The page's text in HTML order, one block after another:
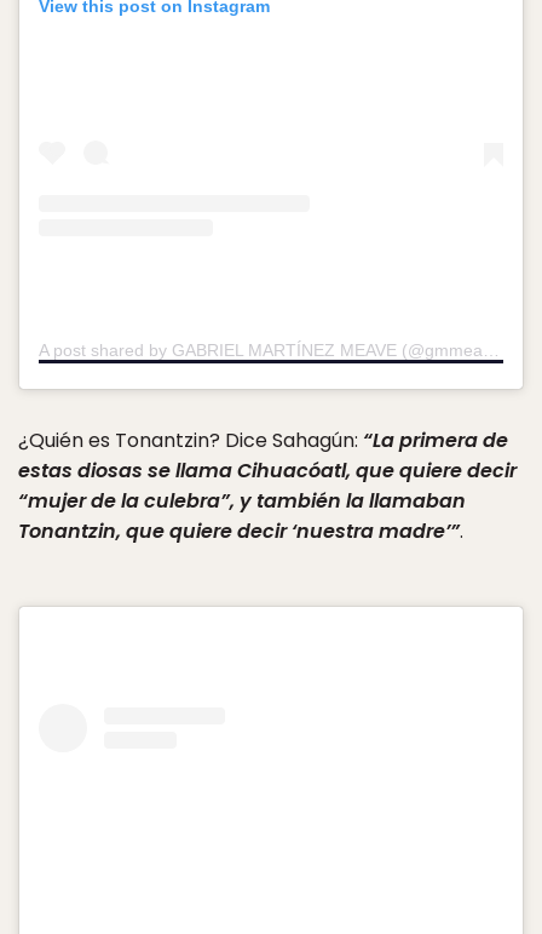
View this post on Instagram
A post shared by GABRIEL MARTÍNEZ MEAVE (@gmmeave)
¿Quién es Tonantzin? Dice Sahagún: “La primera de
estas diosas se llama Cihuacóatl, que quiere decir
“mujer de la culebra”, y también la llamaban
Tonantzin, que quiere decir ‘nuestra madre’”.